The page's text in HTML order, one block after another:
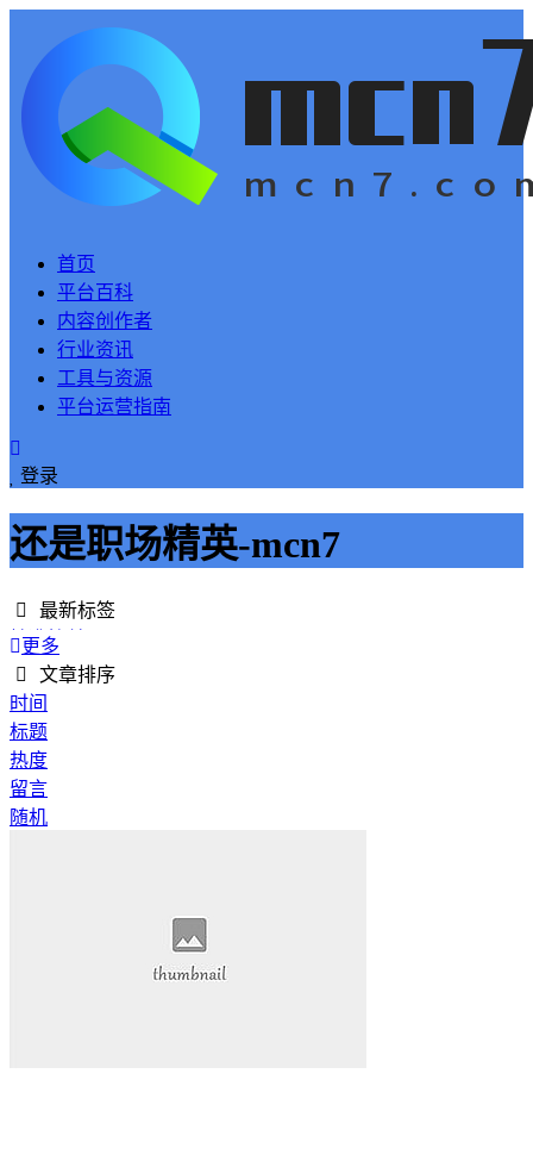
首页
平台百科
内容创作者
行业资讯
工具与资源
平台运营指南
登录
还是职场精英-mcn7
最新标签
精准接单
接单网
安全下单
成绩改进
学历提升
提升竞争力
代刷网站
更多
文章排序
时间
标题
热度
留言
随机